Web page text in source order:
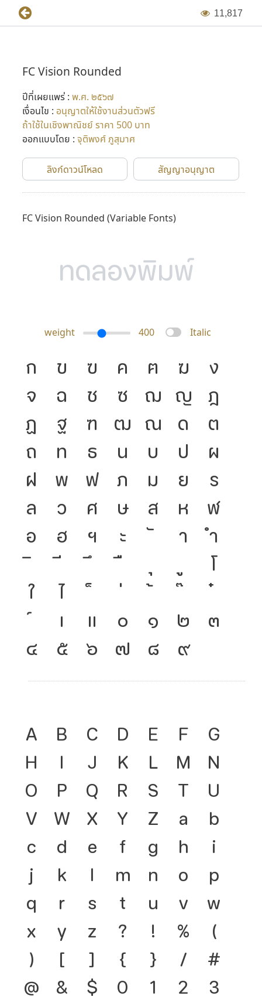
11,817
FC Vision Rounded
ปีที่เผยแพร่ : พ.ศ. ๒๕๖๗
เงื่อนไข : อนุญาตให้ใช้งานส่วนตัวฟรี
ถ้าใช้ในเชิงพาณิชย์ ราคา 500 บาท
ออกแบบโดย : จุติพงศ์ ภูสุมาศ
ลิงก์ดาวน์โหลด สัญญาอนุญาต
FC Vision Rounded (Variable Fonts)
weight 400 Italic
ก ข ฃ ค ฅ ฆ
ง
จ
ฉ ช ซ ฌ ญ
ฎ
ฏ
ฐ ฑ ฒ ณ ด
ต
ถ
ท ธ น บ ป
ผ
ฝ
พ ฟ ภ ม ย
ร
ล
ว ศ ษ ส ห
ฬ
อ
ฮ ฯ ะ า
ำ
โ
ใ
ไ
เ
แ ๐ ๑ ๒
๓
๔
๕ ๖ ๗ ๘ ๙
A B C D E F
G
H
I J K L M
N
O
P Q R S T
U
V
W X Y Z a
b
c
d e f g h
i
j
k l m n o
p
q
r s t u v
w
x
y z ? ! %
(
)
[ ] { } /
#
@
& $ 0 1 2
3